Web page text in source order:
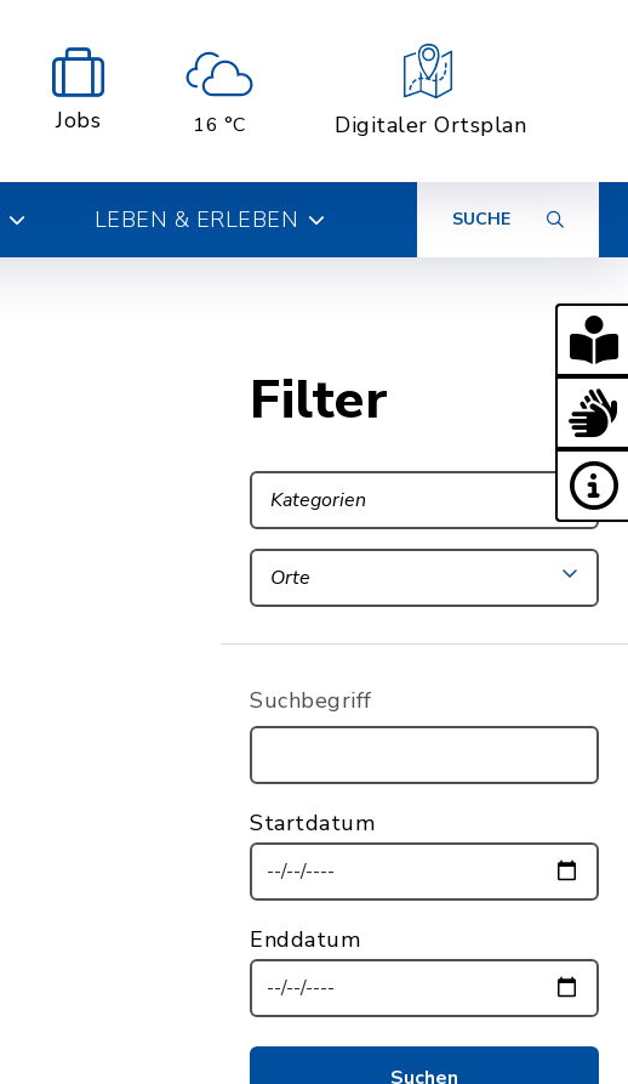
Jobs 16 °C Digitaler Ortsplan
LEBEN & ERLEBEN SUCHE
Filter
Kategorien
Orte
Suchbegriff
Startdatum
Enddatum